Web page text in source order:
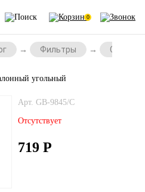
0
Фильтры
угольный
Арт. GB-9845/C
Отсутствует
719 Р